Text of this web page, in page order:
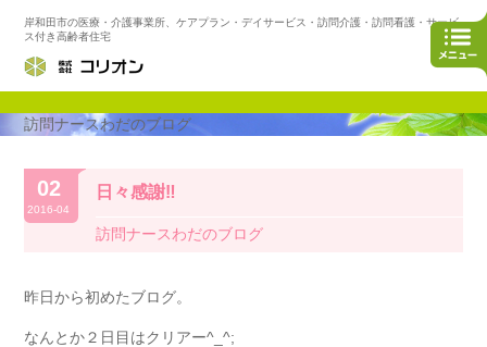
岸和田市の医療・介護事業所、ケアプラン・デイサービス・訪問介護・訪問看護・サービ
ス付き高齢者住宅
訪問ナースわだのブログ
02
2016-04
日々感謝‼️
訪問ナースわだのブログ
昨日から初めたブログ。
なんとか２日目はクリアー^_^;